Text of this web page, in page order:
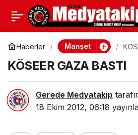
Haberler Manşet
KÖSEER GAZA BASTI
Gerede Medyatakip
18 Ekim 2012, 06:18
İHALE İPTAL